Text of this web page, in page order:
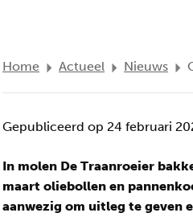
Home Actueel Nieuws
Gepubliceerd op 24 februari
In molen De Traanroeier
maart oliebollen en
aanwezig om uitleg te geven